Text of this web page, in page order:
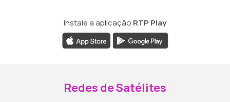
Instale a aplicação RTP Play
Redes de Satélites